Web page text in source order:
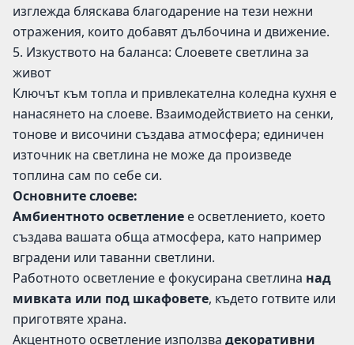
изглежда бляскава благодарение на тези нежни
отражения, които добавят дълбочина и движение.
5. Изкуството на баланса: Слоевете светлина за
живот
Ключът към топла и привлекателна коледна кухня е
нанасянето на слоеве. Взаимодействието на сенки,
тонове и височини създава атмосфера; единичен
източник на светлина не може да произведе
топлина сам по себе си.
Основните слоеве:
Амбиентното осветление е осветлението, което
създава вашата обща атмосфера, като например
вградени или таванни светлини.
Работното осветление е фокусирана светлина над
мивката или под шкафовете, където готвите или
приготвяте храна.
Акцентното осветление използва декоративни